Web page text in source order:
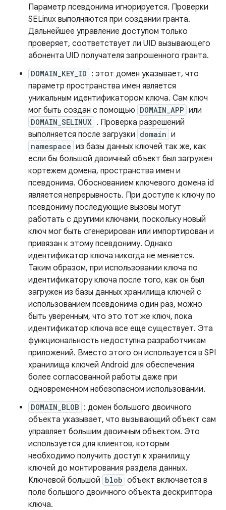
Параметр псевдонима игнорируется. Проверки
SELinux выполняются при создании гранта.
Дальнейшее управление доступом только
проверяет, соответствует ли UID вызывающего
абонента UID получателя запрошенного гранта.
DOMAIN_KEY_ID : этот домен указывает, что
параметр пространства имен является
уникальным идентификатором ключа. Сам ключ
мог быть создан с помощью DOMAIN_APP или
DOMAIN_SELINUX . Проверка разрешений
выполняется после загрузки domain и
namespace из базы данных ключей так же, как
если бы большой двоичный объект был загружен
кортежем домена, пространства имен и
псевдонима. Обоснованием ключевого домена id
является непрерывность. При доступе к ключу по
псевдониму последующие вызовы могут
работать с другими ключами, поскольку новый
ключ мог быть сгенерирован или импортирован и
привязан к этому псевдониму. Однако
идентификатор ключа никогда не меняется.
Таким образом, при использовании ключа по
идентификатору ключа после того, как он был
загружен из базы данных хранилища ключей с
использованием псевдонима один раз, можно
быть уверенным, что это тот же ключ, пока
идентификатор ключа все еще существует. Эта
функциональность недоступна разработчикам
приложений. Вместо этого он используется в SPI
хранилища ключей Android для обеспечения
более согласованной работы даже при
одновременном небезопасном использовании.
DOMAIN_BLOB : домен большого двоичного
объекта указывает, что вызывающий объект сам
управляет большим двоичным объектом. Это
используется для клиентов, которым
необходимо получить доступ к хранилищу
ключей до монтирования раздела данных.
Ключевой большой blob объект включается в
поле большого двоичного объекта дескриптора
ключа.